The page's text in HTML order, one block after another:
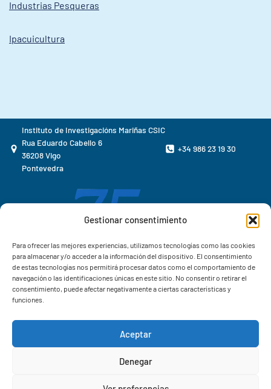
Gestionar consentimiento
Para ofrecer las mejores experiencias, utilizamos tecnologías como las cookies
para almacenar y/o acceder a la información del dispositivo. El consentimiento
de estas tecnologías nos permitirá procesar datos como el comportamiento de
navegación o las identificaciones únicas en este sitio. No consentir o retirar el
consentimiento, puede afectar negativamente a ciertas características y
funciones.
Aceptar
Denegar
Industrias Pesqueras
Ipacuicultura
Instituto de Investigacións Mariñas CSIC
Rua Eduardo Cabello 6
36208 Vigo
Pontevedra
+34 986 23 19 30
Correo IIM